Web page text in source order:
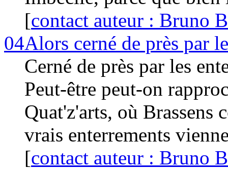
[contact auteur : Bruno
04Alors cerné de près par
Cerné de près par les
Peut-être peut-on
Quat'z'arts, où Brassens
vrais enterrements
[contact auteur : Bruno